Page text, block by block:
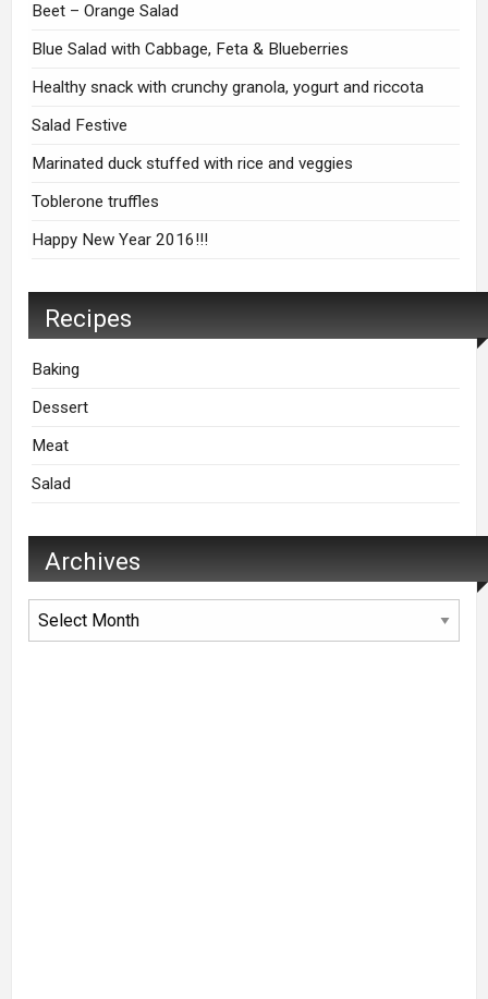
Beet – Orange Salad
Blue Salad with Cabbage, Feta & Blueberries
Healthy snack with crunchy granola, yogurt and riccota
Salad Festive
Marinated duck stuffed with rice and veggies
Toblerone truffles
Happy New Year 2016!!!
Recipes
Baking
Dessert
Meat
Salad
Archives
Archives